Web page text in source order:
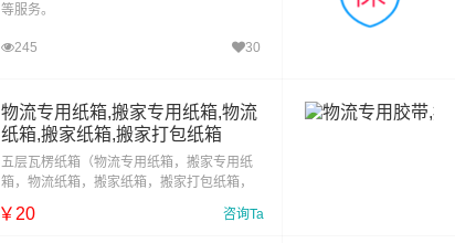
等服务。
245 30
物流专用纸箱,搬家专用纸箱,物流
纸箱,搬家纸箱,搬家打包纸箱
五层瓦楞纸箱（物流专用纸箱，搬家专用纸
箱，物流纸箱，搬家纸箱，搬家打包纸箱，
正上面能站人，空的！
￥ 20 咨询Ta